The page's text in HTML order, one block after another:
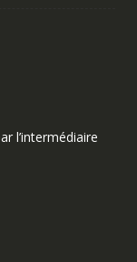
l’intermédiaire